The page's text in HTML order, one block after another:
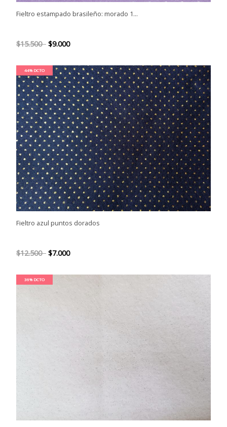
Fieltro estampado brasileño: morado 1...
$15.500 $9.000
44% DCTO
Fieltro azul puntos dorados
$12.500 $7.000
36% DCTO